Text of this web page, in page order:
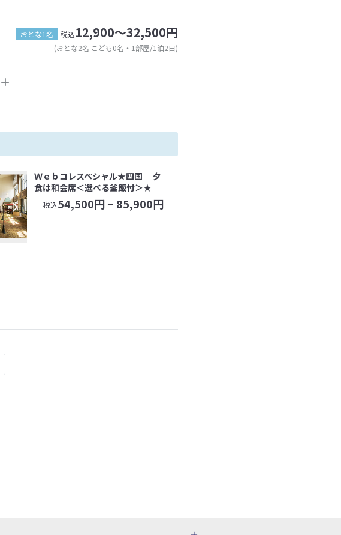
おとな1名 税込12,900～32,500円
(おとな2名 こども0名・1部屋/1泊2日)
Ｗｅｂコレスペシャル★四国 夕
食は和会席＜選べる釜飯付＞★
税込54,500円 ~ 85,900円